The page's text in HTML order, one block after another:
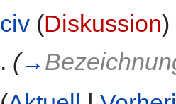
civ (Diskussion)
. (→